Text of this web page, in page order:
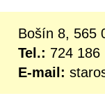
Bošín 8, 565
Tel.: 724 186
E-mail: